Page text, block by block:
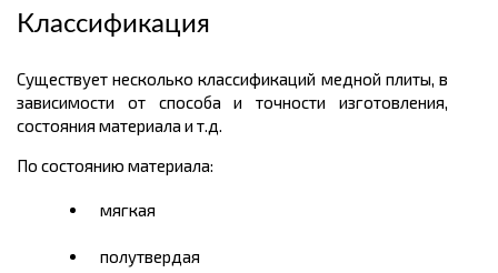
Классификация
Существует несколько классификаций медной плиты, в
зависимости от способа и точности изготовления,
состояния материала и т.д.
По состоянию материала:
мягкая
полутвердая